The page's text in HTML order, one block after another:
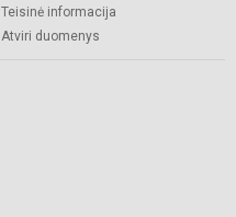
Teisinė informacija
Atviri duomenys